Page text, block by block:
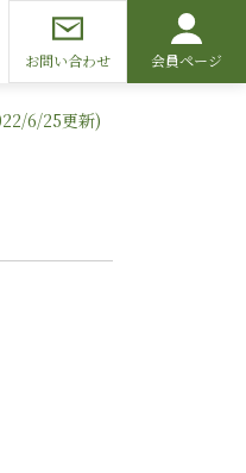
お問い合わせ 会員ページ
6/25更新)